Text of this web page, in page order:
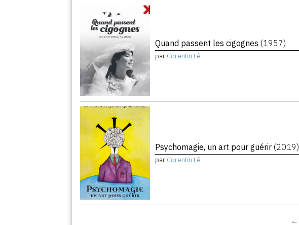
Quand passent les cigognes (1957)
par Corentin Lê
Psychomagie, un art pour guérir (2019)
par Corentin Lê
←